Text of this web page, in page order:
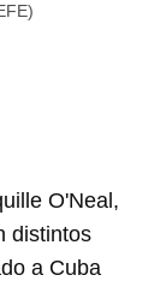
O'Neal,
distintos
a Cuba